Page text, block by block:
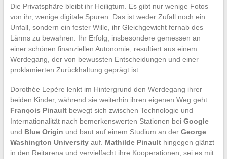
Die Privatsphäre bleibt ihr Heiligtum. Es gibt nur wenige Fotos
von ihr, wenige digitale Spuren: Das ist weder Zufall noch ein
Unfall, sondern ein fester Wille, ihr Gleichgewicht fernab des
Lärms zu bewahren. Ihr Erfolg, insbesondere gemessen an
einer schönen finanziellen Autonomie, resultiert aus einem
Werdegang, der von bewussten Entscheidungen und einer
proklamierten Zurückhaltung geprägt ist.
Dorothée Lepère lenkt im Hintergrund den Werdegang ihrer
beiden Kinder, während sie weiterhin ihren eigenen Weg geht.
François Pinaultbewegt sich zwischen Technologie und
Internationalität nach bemerkenswerten Stationen bei Google
und Blue Origin und baut auf einem Studium an der George
Washington Universityauf. Mathilde Pinaulthingegen glänzt
in den Reitarena und vervielfacht ihre Kooperationen, sei es mit